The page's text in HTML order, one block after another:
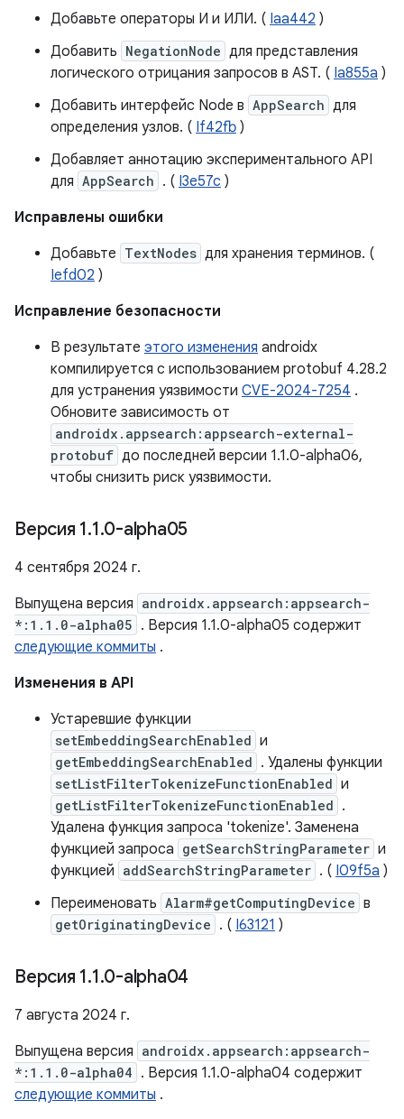
Добавьте операторы И и ИЛИ. ( Iaa442 )
Добавить NegationNode для представления
логического отрицания запросов в AST. ( Ia855a )
Добавить интерфейс Node в AppSearch для
определения узлов. ( If42fb )
Добавляет аннотацию экспериментального API
для AppSearch . ( I3e57c )
Исправлены ошибки
Добавьте TextNodes для хранения терминов. (
Iefd02 )
Исправление безопасности
В результате этого изменения androidx
компилируется с использованием protobuf 4.28.2
для устранения уязвимости CVE-2024-7254 .
Обновите зависимость от
androidx.appsearch:appsearch-external-
protobuf до последней версии 1.1.0-alpha06,
чтобы снизить риск уязвимости.
Версия 1.1.0-alpha05
4 сентября 2024 г.
Выпущена версия androidx.appsearch:appsearch-
*:1.1.0-alpha05 . Версия 1.1.0-alpha05 содержит
следующие коммиты .
Изменения в API
Устаревшие функции
setEmbeddingSearchEnabled и
getEmbeddingSearchEnabled . Удалены функции
setListFilterTokenizeFunctionEnabled и
getListFilterTokenizeFunctionEnabled .
Удалена функция запроса 'tokenize'. Заменена
функцией запроса getSearchStringParameter и
функцией addSearchStringParameter . ( I09f5a )
Переименовать Alarm#getComputingDevice в
getOriginatingDevice . ( I63121 )
Версия 1.1.0-alpha04
7 августа 2024 г.
Выпущена версия androidx.appsearch:appsearch-
*:1.1.0-alpha04 . Версия 1.1.0-alpha04 содержит
следующие коммиты .